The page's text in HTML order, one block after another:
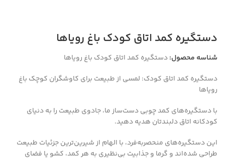
دستگیره‌ کمد اتاق کودک باغ رویاها
شناسه محصول:دستگیره‌ کمد اتاق کودک باغ رویاها
دستگیره‌ کمد اتاق کودک: لمسی از طبیعت برای کاوشگران کوچک باغ
رویاها
با دستگیره‌های کمد چوبی دست‌ساز ما، جادوی طبیعت را به دنیای
کودکانه‌ اتاق دلبندتان هدیه دهید.
این دستگیره‌های منحصربه‌فرد، با الهام از شیرین‌ترین جزئیات طبیعت
طراحی شده‌اند و گرما و جذابیت بی‌نظیری به هر کمد، کشو یا فضای